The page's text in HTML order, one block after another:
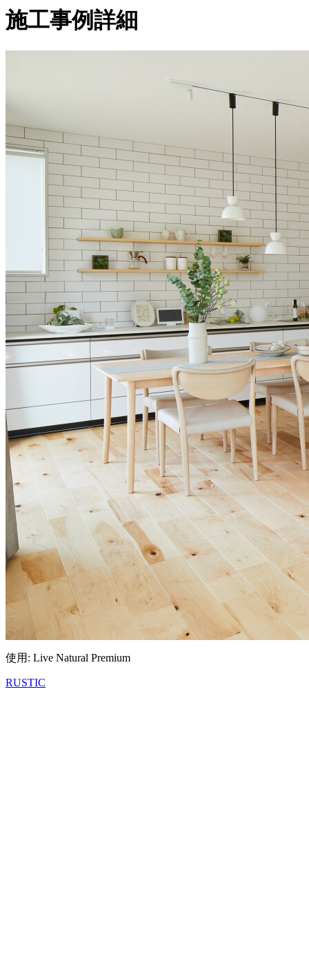
施工事例詳細
使用: Live Natural Premium
RUSTIC